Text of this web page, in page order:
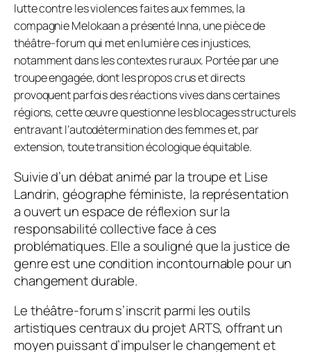
lutte contre les violences faites aux femmes, la
compagnie Melokaan a présentéInna, une pièce de
théâtre-forum qui met en lumière ces injustices,
notamment dans les contextes ruraux. Portée par une
troupe engagée, dont les propos crus et directs
provoquent parfois des réactions vives dans certaines
régions, cette œuvre questionne les blocages structurels
entravant l’autodétermination des femmes et, par
extension, toute transition écologique équitable.
Suivie d’un débat animé par la troupe et Lise
Landrin, géographe féministe, la représentation
a ouvert un espace de réflexion sur la
responsabilité collective face à ces
problématiques. Elle a souligné que la justice de
genre est une condition incontournable pour un
changement durable.
Le théâtre-forum s’inscrit parmi les outils
artistiques centraux du projet ARTS, offrant un
moyen puissant d’impulser le changement et